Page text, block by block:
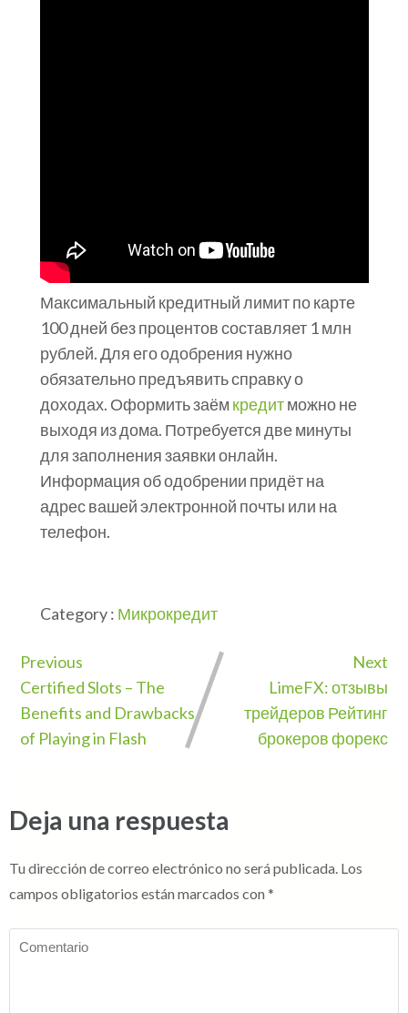
Максимальный кредитный лимит по карте
100 дней без процентов составляет 1 млн
рублей. Для его одобрения нужно
обязательно предъявить справку о
доходах. Оформить заём кредитможно не
выходя из дома. Потребуется две минуты
для заполнения заявки онлайн.
Информация об одобрении придёт на
адрес вашей электронной почты или на
телефон.
Category : Микрокредит
Previous
Certified Slots – The
Benefits and Drawbacks
of Playing in Flash
Next
LimeFX: отзывы
трейдеров Рейтинг
брокеров форекс
Deja una respuesta
Tu dirección de correo electrónico no será publicada. Los
campos obligatorios están marcados con *
Comentario